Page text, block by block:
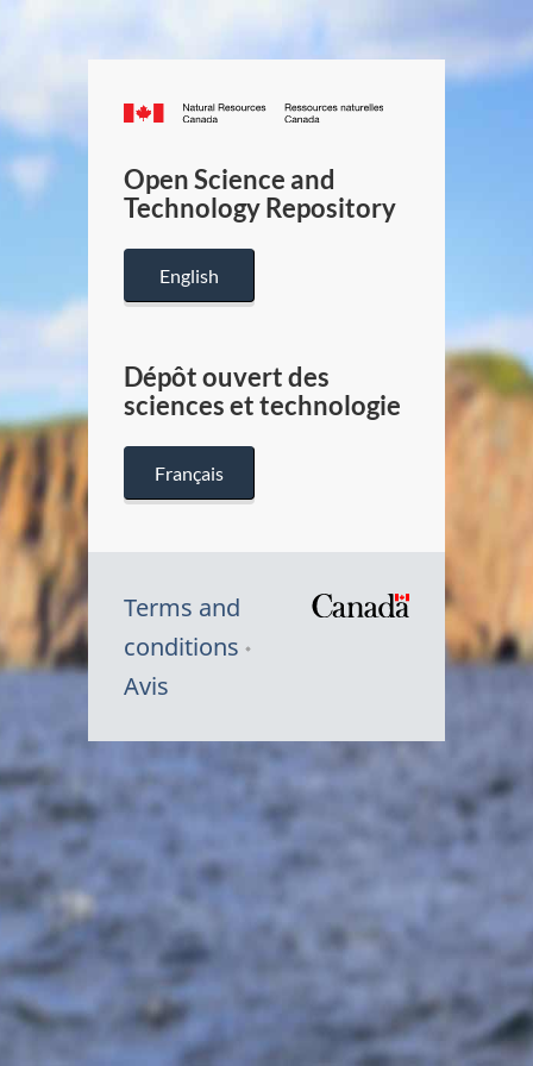
Canada.ca
/
Canada
Open Science and
Technology Repository
English
Dépôt ouvert des
sciences et technologie
Français
Terms and
conditions
Avis
Symbole
Canada